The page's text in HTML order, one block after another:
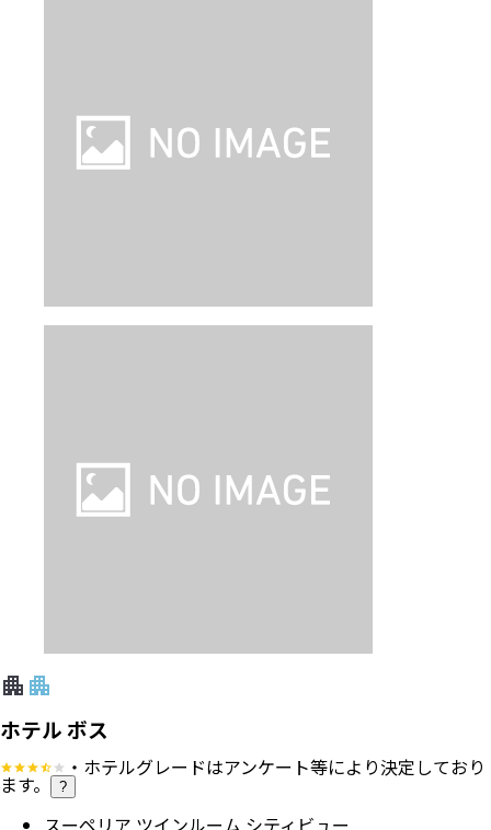
ホテル ボス
・ホテルグレードはアンケート等により決定しており
ます。 ?